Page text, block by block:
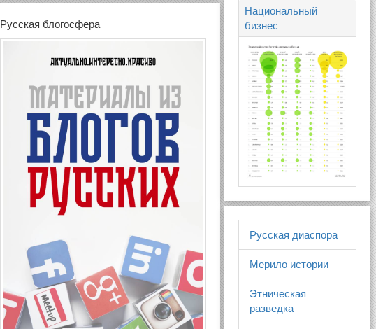
Русская блогосфера
Национальный
бизнес
Русская диаспора
Мерило истории
Этническая
разведка